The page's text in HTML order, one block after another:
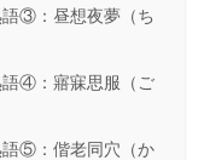
③：昼想夜夢（ち
語④：寤寐思服（ご
語⑤：偕老同穴（か